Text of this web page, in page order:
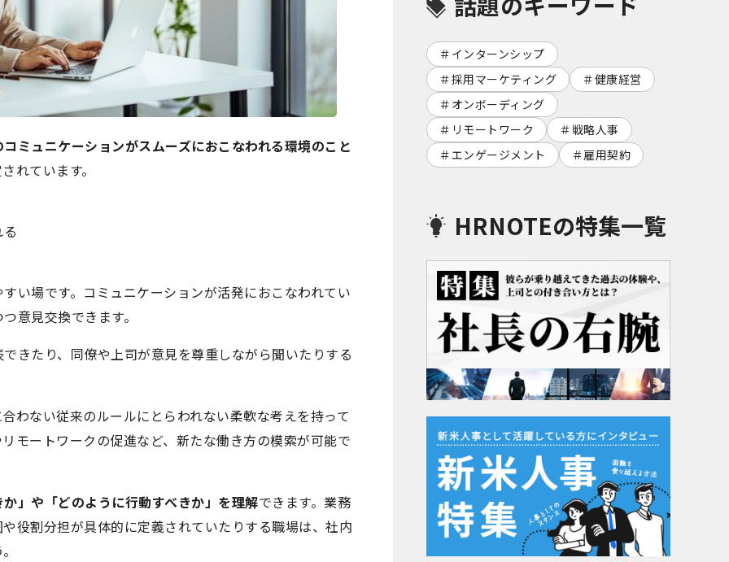
ミュニケーションがスムーズにおこなわれる環境のこと
れています。
い場です。コミュニケーションが活発におこなわれてい
意見交換できます。
きたり、同僚や上司が意見を尊重しながら聞いたりする
わない従来のルールにとらわれない柔軟な考えを持って
モートワークの促進など、新たな働き方の模索が可能で
」や「どのように行動すべきか」を理解できます。業務
役割分担が具体的に定義されていたりする職場は、社内
インターンシップ
採用マーケティング
健康経営
オンボーディング
リモートワーク
戦略人事
エンゲージメント
雇用契約
HRNOTEの特集一覧